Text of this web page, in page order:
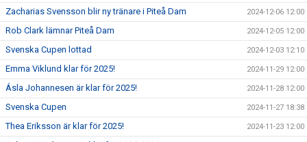
Zacharias Svensson blir ny tränare i Piteå Dam 2024-12-06 12:00
Rob Clark lämnar Piteå Dam 2024-12-05 12:00
Svenska Cupen lottad 2024-12-03 12:10
Emma Viklund klar för 2025! 2024-11-29 12:00
Ásla Johannesen är klar för 2025! 2024-11-28 12:00
Svenska Cupen 2024-11-27 18:38
Thea Eriksson är klar för 2025! 2024-11-23 12:00